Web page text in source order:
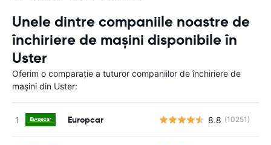
Unele dintre companiile noastre de
închiriere de mașini disponibile în
Uster
Oferim o comparație a tuturor companiilor de închiriere de
mașini din Uster:
Europcar 8.8 (10251)